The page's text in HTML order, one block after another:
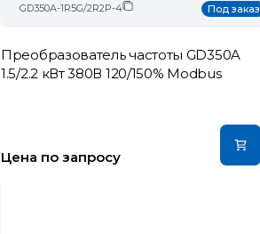
GD350A-1R5G/2R2P-4 Под заказ
Преобразователь частоты GD350A
1.5/2.2 кВт 380В 120/150% Modbus
Цена по запросу